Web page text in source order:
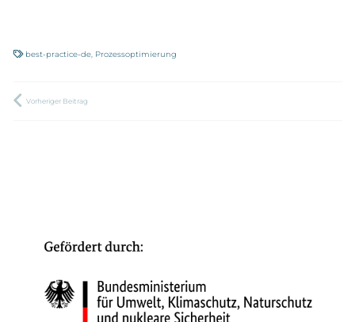
best-practice-de Prozessoptimierung
Vorheriger Beitrag